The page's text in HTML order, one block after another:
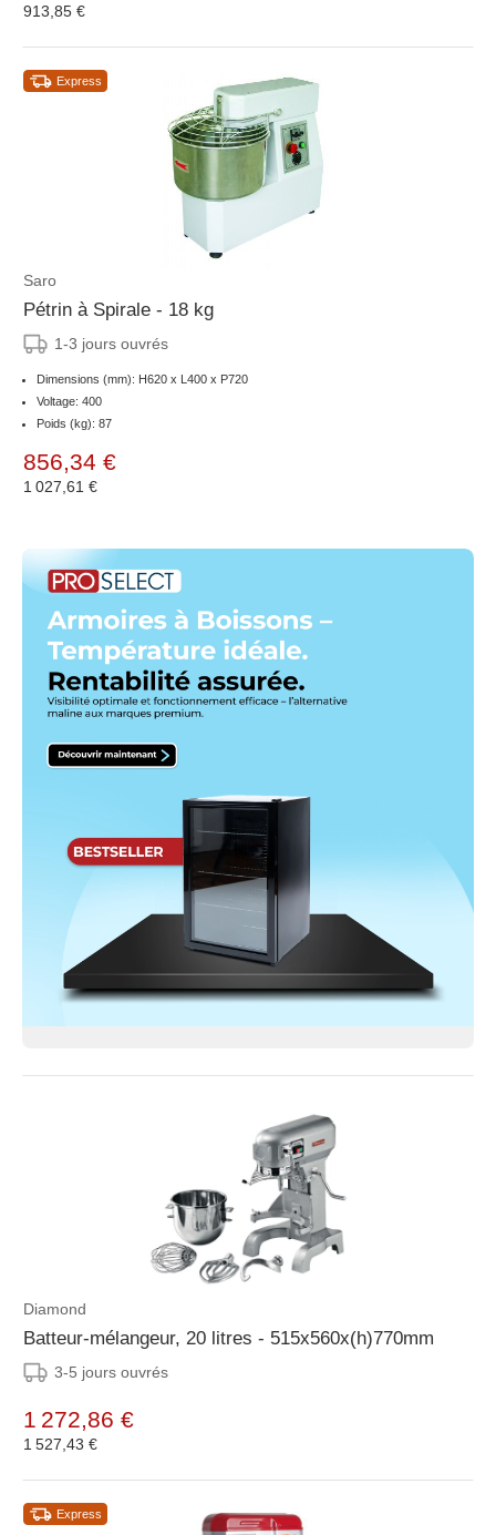
913,85 €
Express
Saro
Pétrin à Spirale - 18 kg
1-3 jours ouvrés
Dimensions (mm): H620 x L400 x P720
Voltage: 400
Poids (kg): 87
856,34 €
1 027,61 €
Diamond
Batteur-mélangeur, 20 litres - 515x560x(h)770mm
3-5 jours ouvrés
1 272,86 €
1 527,43 €
Express